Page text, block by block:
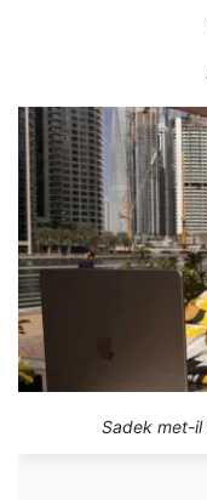
Sadek met-il